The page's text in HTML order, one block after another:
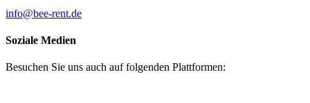
info@bee-rent.de
Soziale Medien
Besuchen Sie uns auch auf folgenden Plattformen: